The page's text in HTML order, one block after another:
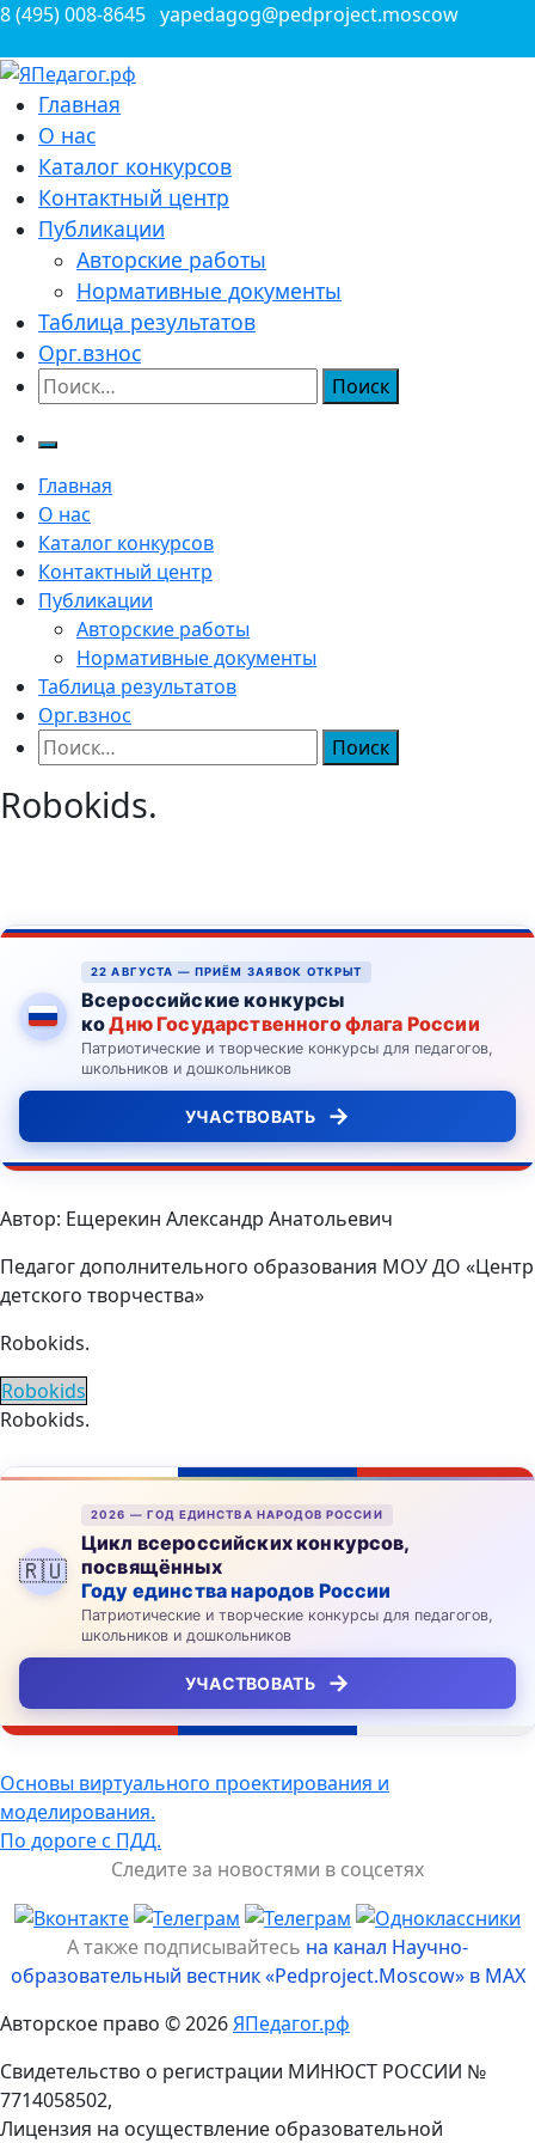
Перейти
содержимому
8 (495) 008-8645 yapedagog@pedproject.moscow
ЯПедагог.рф
Всероссийские конкурсы для педагогов
Главная
О нас
Каталог конкурсов
Контактный центр
Публикации
Авторские работы
Нормативные документы
Таблица результатов
Орг.взнос
Найти:
Главная
О нас
Каталог конкурсов
Контактный центр
Публикации
Авторские работы
Нормативные документы
Таблица результатов
Орг.взнос
Найти:
Robokids.
22 АВГУСТА — ПРИЁМ ЗАЯВОК ОТКРЫТ
Всероссийские конкурсы
коДню Государственного флага России
Патриотические и творческие конкурсы для педагогов,
школьников и дошкольников
УЧАСТВОВАТЬ →
Автор: Ещерекин Александр Анатольевич
Педагог дополнительного образования МОУ ДО «Центр
детского творчества»
Robokids.
Robokids
Robokids.
🇷🇺
2026 — ГОД ЕДИНСТВА НАРОДОВ РОССИИ
Цикл всероссийских конкурсов,
посвящённых
Году единства народов России
Патриотические и творческие конкурсы для педагогов,
школьников и дошкольников
УЧАСТВОВАТЬ →
Навигация
по
записям
Основы виртуального проектирования и
моделирования.
По дороге с ПДД.
Следите за новостями в соцсетях
А также подписывайтесь на канал Научно-
образовательный вестник «Pedproject.Moscow» в MAX
Авторское право © 2026ЯПедагог.рф
Свидетельство о регистрации МИНЮСТ РОССИИ №
7714058502,
Лицензия на осуществление образовательной